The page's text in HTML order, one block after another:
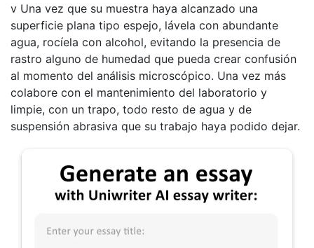
v Una vez que su muestra haya alcanzado una
superficie plana tipo espejo, lávela con abundante
agua, rocíela con alcohol, evitando la presencia de
rastro alguno de humedad que pueda crear confusión
al momento del análisis microscópico. Una vez más
colabore con el mantenimiento del laboratorio y
limpie, con un trapo, todo resto de agua y de
suspensión abrasiva que su trabajo haya podido dejar.